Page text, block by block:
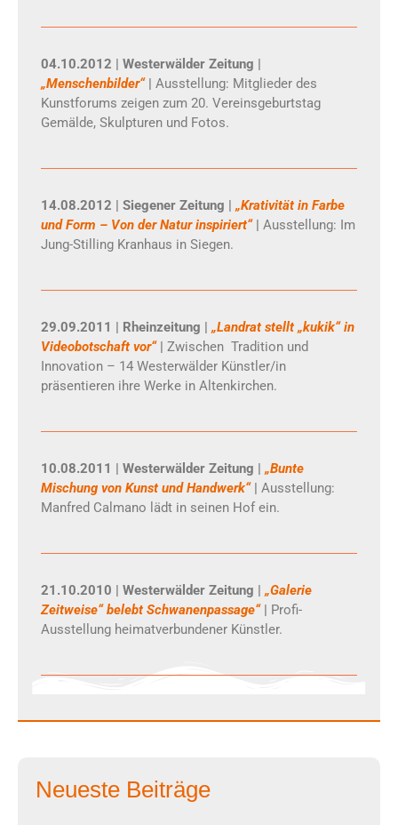
04.10.2012 | Westerwälder Zeitung |
„Menschenbilder“ | Ausstellung: Mitglieder des
Kunstforums zeigen zum 20. Vereinsgeburtstag
Gemälde, Skulpturen und Fotos.
14.08.2012 | Siegener Zeitung |„Krativität in Farbe
und Form – Von der Natur inspiriert“| Ausstellung: Im
Jung-Stilling Kranhaus in Siegen.
29.09.2011 | Rheinzeitung | „Landrat stellt „kukik“ in
Videobotschaft vor“| Zwischen Tradition und
Innovation – 14 Westerwälder Künstler/in
präsentieren ihre Werke in Altenkirchen.
10.08.2011 | Westerwälder Zeitung |„Bunte
Mischung von Kunst und Handwerk“| Ausstellung:
Manfred Calmano lädt in seinen Hof ein.
21.10.2010 | Westerwälder Zeitung |„Galerie
Zeitweise“ belebt Schwanenpassage“ | Profi-
Ausstellung heimatverbundener Künstler.
Neueste Beiträge